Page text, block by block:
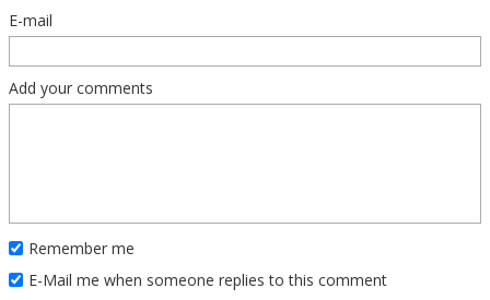
E-mail
Add your comments
Remember me
E-Mail me when someone replies to this comment